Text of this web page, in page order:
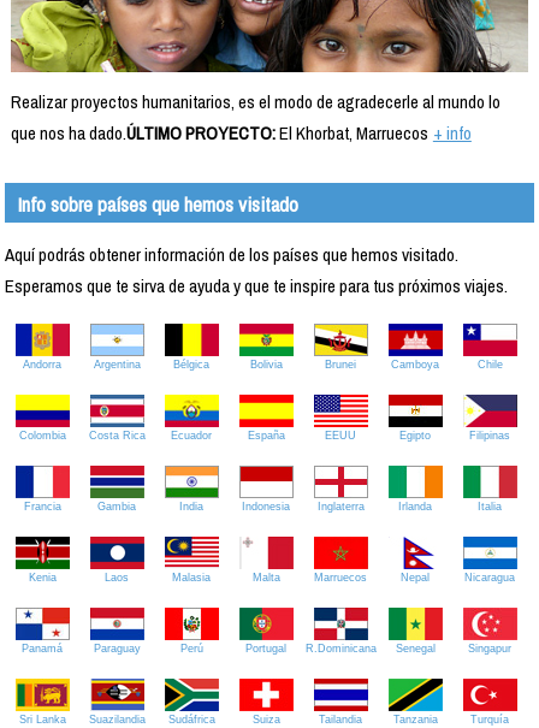
Realizar proyectos humanitarios, es el modo de agradecerle al mundo lo
que nos ha dado.ÚLTIMO PROYECTO:El Khorbat, Marruecos + info
Info sobre países que hemos visitado
Aquí podrás obtener información de los países que hemos visitado.
Esperamos que te sirva de ayuda y que te inspire para tus próximos viajes.
Andorra Argentina Bélgica Bolivia Brunei Camboya Chile
Colombia Costa Rica Ecuador España EEUU Egipto Filipinas
Francia Gambia India Indonesia Inglaterra Irlanda Italia
Kenia Laos Malasia Malta Marruecos Nepal Nicaragua
Panamá Paraguay Perú Portugal R.Dominicana Senegal Singapur
Sri Lanka Suazilandia Sudáfrica Suiza Tailandia Tanzania Turquía